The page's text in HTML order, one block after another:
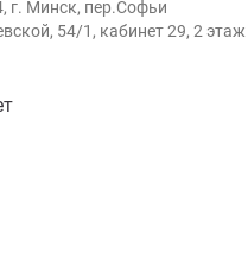
г. Минск, пер.Софьи
54/1, кабинет 29, 2 этаж